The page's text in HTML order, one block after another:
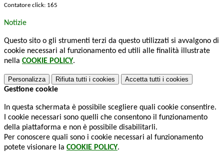
Contatore click: 165
Notizie
Questo sito o gli strumenti terzi da questo utilizzati si avvalgono di
cookie necessari al funzionamento ed utili alle finalità illustrate
nella COOKIE POLICY.
Personalizza Rifiuta tutti i cookies Accetta tutti i cookies
Gestione cookie
In questa schermata è possibile scegliere quali cookie consentire.
I cookie necessari sono quelli che consentono il funzionamento
della piattaforma e non è possibile disabilitarli.
Per conoscere quali sono i cookie necessari al funzionamento
potete visionare la COOKIE POLICY.